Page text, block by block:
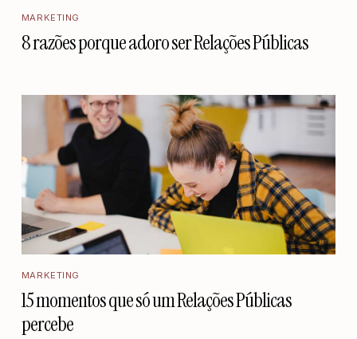
MARKETING
8 razões porque adoro ser Relações Públicas
MARKETING
15 momentos que só um Relações Públicas
percebe